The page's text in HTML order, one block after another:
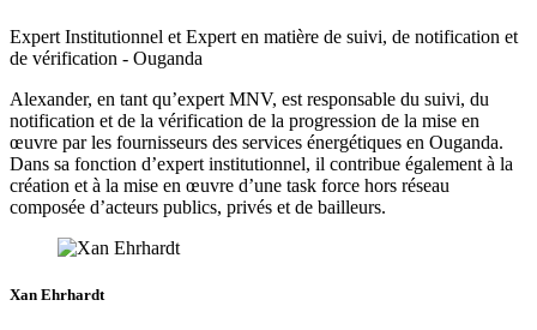
Expert Institutionnel et Expert en matière de suivi, de notification et
de vérification - Ouganda
Alexander, en tant qu’expert MNV, est responsable du suivi, du
notification et de la vérification de la progression de la mise en
œuvre par les fournisseurs des services énergétiques en Ouganda.
Dans sa fonction d’expert institutionnel, il contribue également à la
création et à la mise en œuvre d’une task force hors réseau
composée d’acteurs publics, privés et de bailleurs.
Xan Ehrhardt